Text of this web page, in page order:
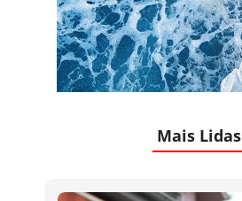
Mais Lidas